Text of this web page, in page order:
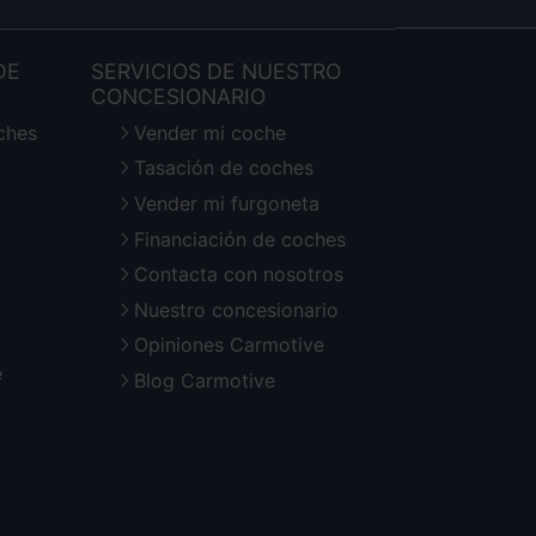
SERVICIOS DE NUESTRO
CONCESIONARIO
Vender mi coche
Tasación de coches
Vender mi furgoneta
Financiación de coches
Contacta con nosotros
Nuestro concesionario
Opiniones Carmotive
Blog Carmotive